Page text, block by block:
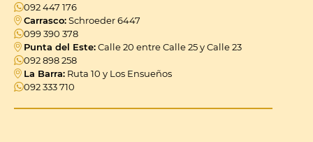
092 447 176
Carrasco:Schroeder 6447
099 390 378
Punta del Este:Calle 20 entre Calle 25 y Calle 23
092 898 258
La Barra: Ruta 10 y Los Ensueños
092 333 710